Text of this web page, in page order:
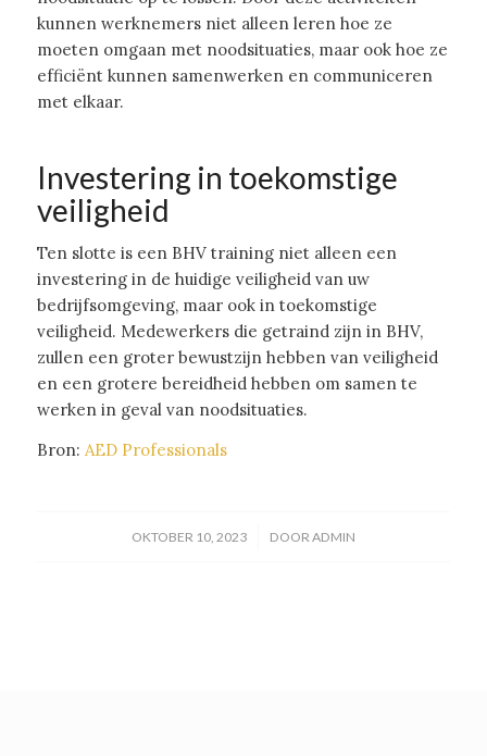
kunnen werknemers niet alleen leren hoe ze
moeten omgaan met noodsituaties, maar ook hoe ze
efficiënt kunnen samenwerken en communiceren
met elkaar.
Investering in toekomstige
veiligheid
Ten slotte is een BHV training niet alleen een
investering in de huidige veiligheid van uw
bedrijfsomgeving, maar ook in toekomstige
veiligheid. Medewerkers die getraind zijn in BHV,
zullen een groter bewustzijn hebben van veiligheid
en een grotere bereidheid hebben om samen te
werken in geval van noodsituaties.
Bron: AED Professionals
OKTOBER 10, 2023
/ DOORADMIN